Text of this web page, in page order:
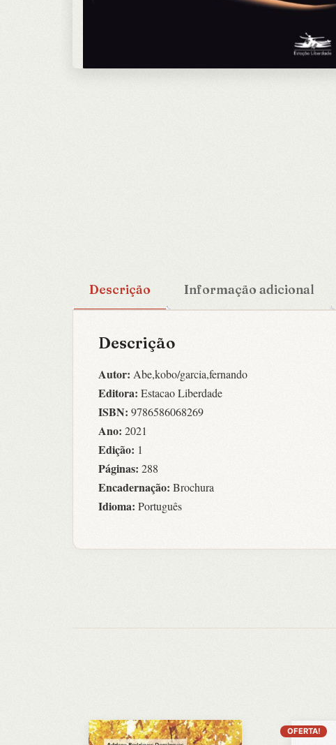
Descrição Informação adicional
Descrição
Autor: Abe,kobo/garcia,fernando
Editora: Estacao Liberdade
ISBN: 9786586068269
Ano: 2021
Edição: 1
Páginas: 288
Encadernação: Brochura
Idioma: Português
OFERTA!